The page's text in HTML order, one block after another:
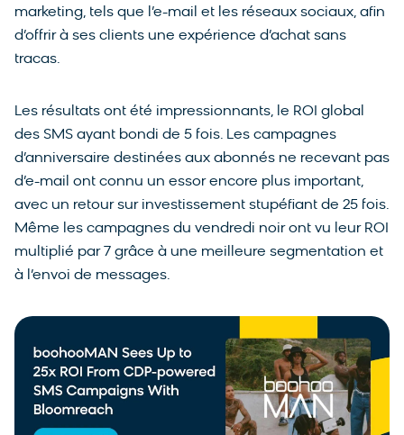
marketing, tels que l’e-mail et les réseaux sociaux, afin
d’offrir à ses clients une expérience d’achat sans
tracas.
Les résultats ont été impressionnants, le ROI global
des SMS ayant bondi de 5 fois. Les campagnes
d’anniversaire destinées aux abonnés ne recevant pas
d’e-mail ont connu un essor encore plus important,
avec un retour sur investissement stupéfiant de 25 fois.
Même les campagnes du vendredi noir ont vu leur ROI
multiplié par 7 grâce à une meilleure segmentation et
à l’envoi de messages.